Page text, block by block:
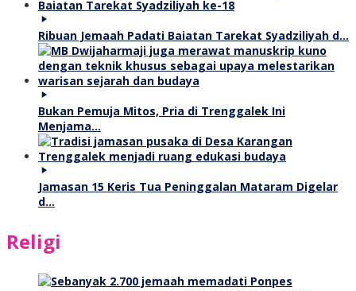
Ribuan Jemaah Padati Baiatan Tarekat Syadziliyah d…
Bukan Pemuja Mitos, Pria di Trenggalek Ini
Menjama…
Jamasan 15 Keris Tua Peninggalan Mataram Digelar
d…
Religi